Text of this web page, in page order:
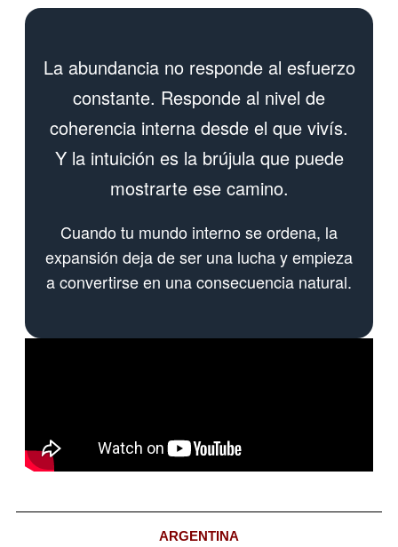
La abundancia no responde al esfuerzo
constante. Responde al nivel de
coherencia interna desde el que vivís.
Y la intuición es la brújula que puede
mostrarte ese camino.
Cuando tu mundo interno se ordena, la
expansión deja de ser una lucha y empieza
a convertirse en una consecuencia natural.
ARGENTINA